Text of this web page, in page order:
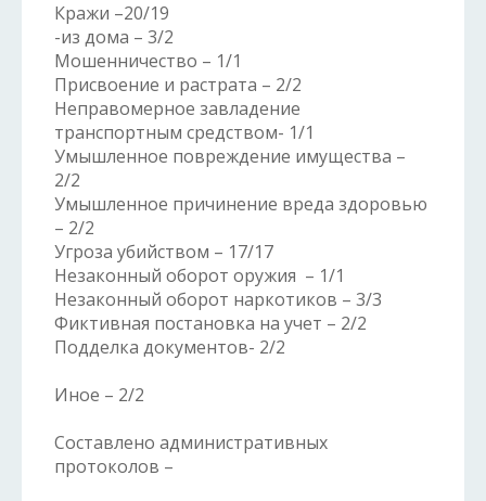
Кражи –20/19
-из дома – 3/2
Мошенничество – 1/1
Присвоение и растрата – 2/2
Неправомерное завладение
транспортным средством- 1/1
Умышленное повреждение имущества –
2/2
Умышленное причинение вреда здоровью
– 2/2
Угроза убийством – 17/17
Незаконный оборот оружия – 1/1
Незаконный оборот наркотиков – 3/3
Фиктивная постановка на учет – 2/2
Подделка документов- 2/2
Иное – 2/2
Составлено административных
протоколов –